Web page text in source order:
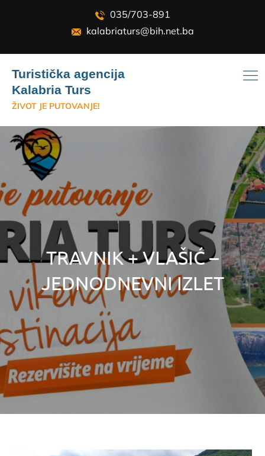
035/703-891
kalabriaturs@bih.net.ba
Turistička agencija
Kalabria Turs
ŽIVOT JE PUTOVANJE!
TRAVNIK + VLAŠIĆ –
JEDNODNEVNI IZLET